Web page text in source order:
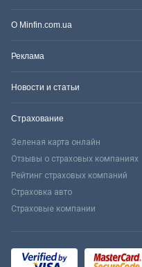
О Minfin.com.ua
Реклама
Новости и статьи
Страхование
Зеленая карта онлайн
Отзывы о страховых компаниях
Рейтинг страховых компаний
Страховка авто
Страховые компании